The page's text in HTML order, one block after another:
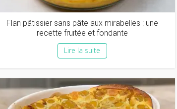
Flan pâtissier sans pâte aux mirabelles : une
recette fruitée et fondante
Lire la suite